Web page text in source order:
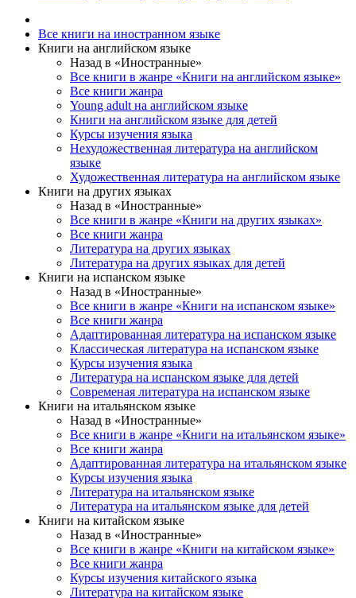
Все книги на иностранном языке
Книги на английском языке
Назад в «Иностранные»
Все книги в жанре «Книги на английском языке»
Все книги жанра
Young adult на английском языке
Книги на английском языке для детей
Курсы изучения языка
Нехудожественная литература на английском
языке
Художественная литература на английском языке
Книги на других языках
Назад в «Иностранные»
Все книги в жанре «Книги на других языках»
Все книги жанра
Литература на других языках
Литература на других языках для детей
Книги на испанском языке
Назад в «Иностранные»
Все книги в жанре «Книги на испанском языке»
Все книги жанра
Адаптированная литература на испанском языке
Классическая литература на испанском языке
Курсы изучения языка
Литература на испанском языке для детей
Современая литература на испанском языке
Книги на итальянском языке
Назад в «Иностранные»
Все книги в жанре «Книги на итальянском языке»
Все книги жанра
Адаптированная литература на итальянском языке
Курсы изучения языка
Литература на итальянском языке
Литература на итальянском языке для детей
Книги на китайском языке
Назад в «Иностранные»
Все книги в жанре «Книги на китайском языке»
Все книги жанра
Курсы изучения китайского языка
Литература на китайском языке